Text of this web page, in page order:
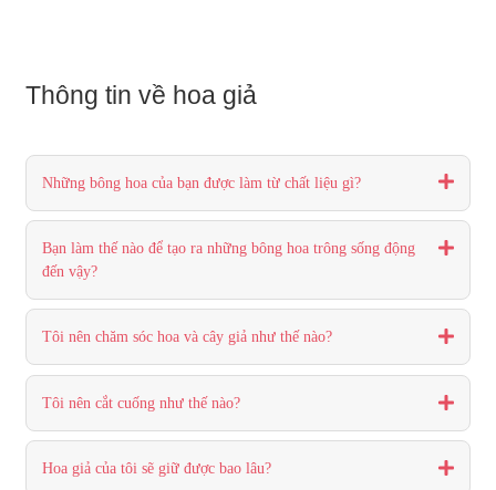
Thông tin về hoa giả
Những bông hoa của bạn được làm từ chất liệu gì?
Bạn làm thế nào để tạo ra những bông hoa trông sống động
đến vậy?
Tôi nên chăm sóc hoa và cây giả như thế nào?
Tôi nên cắt cuống như thế nào?
Hoa giả của tôi sẽ giữ được bao lâu?